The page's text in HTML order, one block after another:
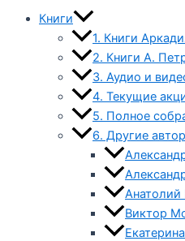
Книги
1. Книги
2. Книги А.
3. Аудио и
4. Текущие
5. Полное
6. Другие
Анатолий
Виктор